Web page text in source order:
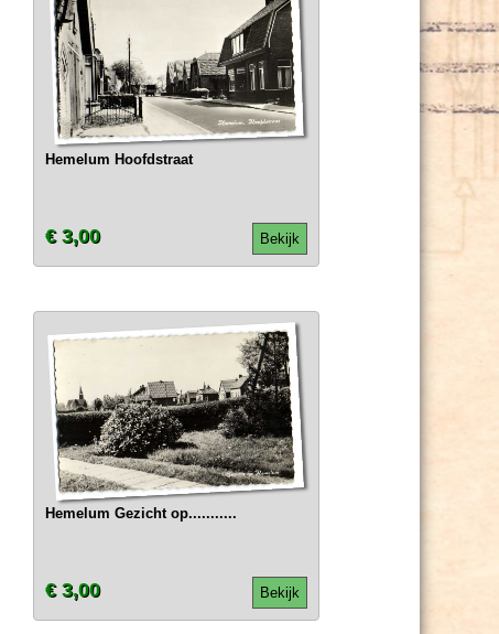
Hemelum Hoofdstraat
Bekijk
€ 3,00
Hemelum Gezicht op...........
Bekijk
€ 3,00